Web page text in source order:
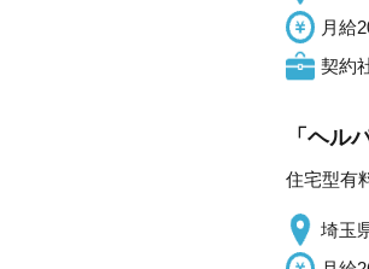
月給
契約
「ヘル
住宅型有
埼玉